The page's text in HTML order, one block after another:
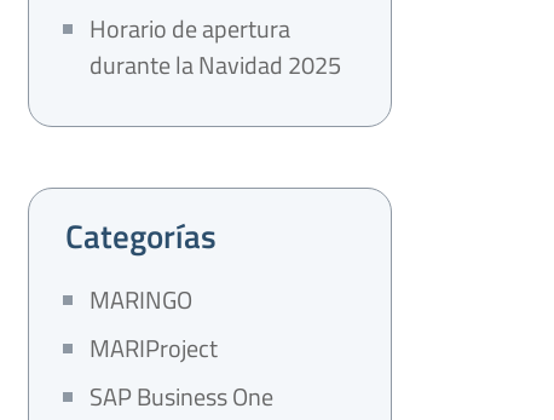
Horario de apertura
durante la Navidad 2025
Categorías
MARINGO
MARIProject
SAP Business One